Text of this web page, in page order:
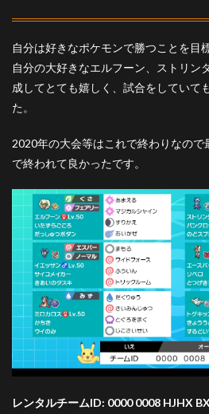
自分は好きなポケモンで勝つことを目
自分の大好きなエルフーン、ストリン
成してとても嬉しく、試合をしていて
た。
2020年の大会等はこれで終わりなの
で終われて良かったです。
レンタルチームID: 0000 0008 HJHX BX